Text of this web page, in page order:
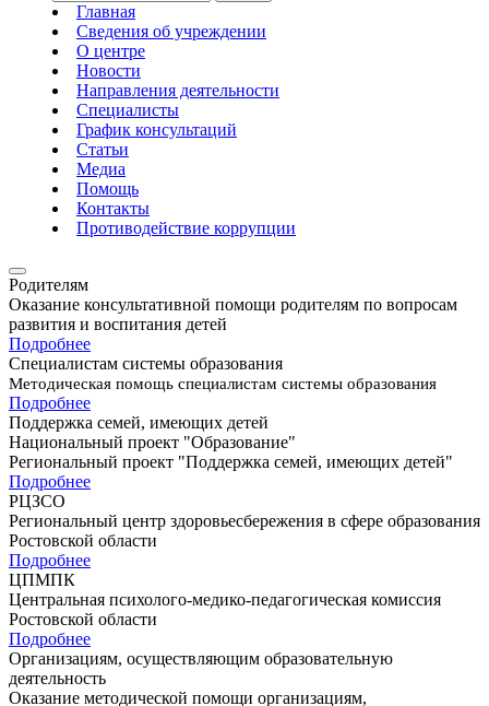
Главная
Сведения об учреждении
О центре
Новости
Направления деятельности
Специалисты
График консультаций
Статьи
Медиа
Помощь
Контакты
Противодействие коррупции
Родителям
Оказание консультативной помощи родителям по вопросам
развития и воспитания детей
Подробнее
Специалистам системы образования
Методическая помощь специалистам системы образования
Подробнее
Поддержка семей, имеющих детей
Национальный проект "Образование"
Региональный проект "Поддержка семей, имеющих детей"
Подробнее
РЦЗСО
Региональный центр здоровьесбережения в сфере образования
Ростовской области
Подробнее
ЦПМПК
Центральная психолого-медико-педагогическая комиссия
Ростовской области
Подробнее
Организациям, осуществляющим образовательную
деятельность
Оказание методической помощи организациям,